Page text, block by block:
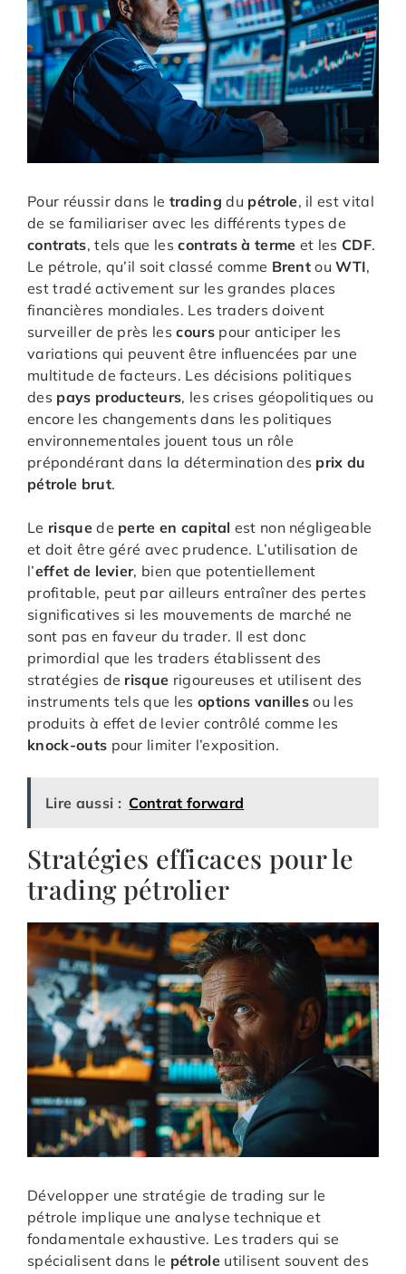
Pour réussir dans le trading du pétrole, il est vital
de se familiariser avec les différents types de
contrats, tels que lescontrats à terme et les CDF.
Le pétrole, qu’il soit classé comme Brent ouWTI,
est tradé activement sur les grandes places
financières mondiales. Les traders doivent
surveiller de près lescourspour anticiper les
variations qui peuvent être influencées par une
multitude de facteurs. Les décisions politiques
des pays producteurs, les crises géopolitiques ou
encore les changements dans les politiques
environnementales jouent tous un rôle
prépondérant dans la détermination des prix du
pétrole brut.
Le risquede perte en capital est non négligeable
et doit être géré avec prudence. L’utilisation de
l’effet de levier, bien que potentiellement
profitable, peut par ailleurs entraîner des pertes
significatives si les mouvements de marché ne
sont pas en faveur du trader. Il est donc
primordial que les traders établissent des
stratégies de risque rigoureuses et utilisent des
instruments tels que lesoptions vanilles ou les
produits à effet de levier contrôlé comme les
knock-outs pour limiter l’exposition.
Lire aussi : Contrat forward
Stratégies efficaces pour le
trading pétrolier
Développer une stratégie de trading sur le
pétrole implique une analyse technique et
fondamentale exhaustive. Les traders qui se
spécialisent dans le pétroleutilisent souvent des